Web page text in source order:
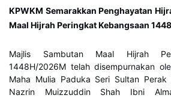
KPWKM Semarakkan Penghayatan
Maal Hijrah Peringkat Kebangsaan
Majlis Sambutan Maal Hijrah
1448H/2026M telah disempurnakan
Maha Mulia Paduka Seri Sultan Perak
Nazrin Muizzuddin Shah Ibni